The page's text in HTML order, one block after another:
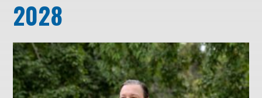
2028